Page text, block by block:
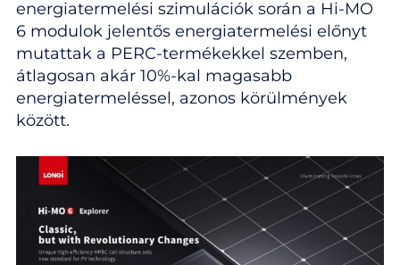
energiatermelési szimulációk során a Hi-MO
6 modulok jelentős energiatermelési előnyt
mutattak a PERC-termékekkel szemben,
átlagosan akár 10%-kal magasabb
energiatermeléssel, azonos körülmények
között.